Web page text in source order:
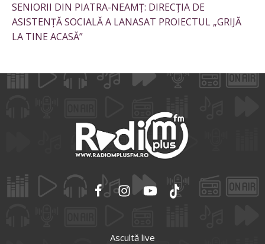
SENIORII DIN PIATRA-NEAMȚ: DIRECȚIA DE
ASISTENȚĂ SOCIALĂ A LANASAT PROIECTUL „GRIJĂ
LA TINE ACASĂ”
Ascultă live